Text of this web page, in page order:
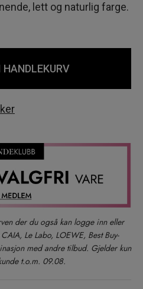
lett og naturlig farge.
HANDLEKURV
der du også kan logge inn eller
Le Labo, LOEWE, Best Buy-
med andre tilbud. Gjelder kun
t.o.m. 09.08.